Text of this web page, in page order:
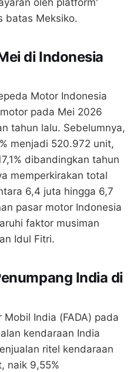
batas Meksiko.
di Indonesia
Motor Indonesia
pada Mei 2026
tahun lalu. Sebelumnya,
menjadi 520.972 unit,
dibandingkan tahun
memperkirakan total
6,4 juta hingga 6,7
pasar motor Indonesia
faktor musiman
Idul Fitri.
India di
India (FADA) pada
kendaraan India
ritel kendaraan
naik 9,55%